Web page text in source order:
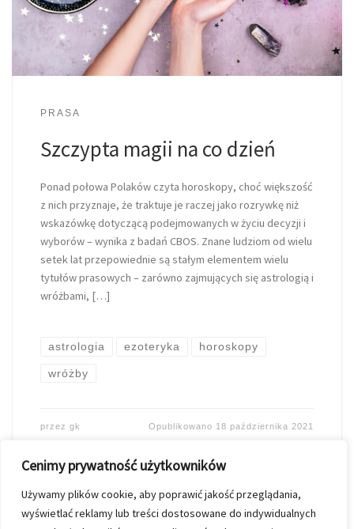
Cenimy prywatność użytkowników
Używamy plików cookie, aby poprawić jakość przeglądania,
wyświetlać reklamy lub treści dostosowane do indywidualnych
PRASA
Szczypta magii na co dzień
Ponad połowa Polaków czyta horoskopy, choć większość
z nich przyznaje, że traktuje je raczej jako rozrywkę niż
wskazówkę dotyczącą podejmowanych w życiu decyzji i
wyborów – wynika z badań CBOS. Znane ludziom od wielu
setek lat przepowiednie są stałym elementem wielu
tytułów prasowych – zarówno zajmujących się astrologią i
wróżbami, […]
astrologia ezoteryka horoskopy
wróżby
przez gk Opublikowano 18 października 2021